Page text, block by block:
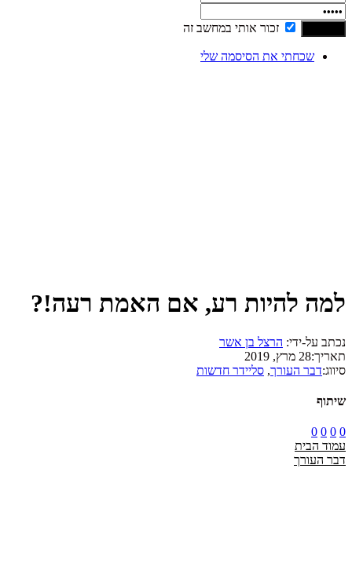
זכור אותי במחשב זה
שכחתי את הסיסמה שלי
למה להיות רע, אם האמת רעה!?
נכתב על-ידי: הרצל בן אשר
תאריך:28 מרץ, 2019
סיווג:דבר העורך, סליידר חדשות
שיתוף
0
0
0
0
עמוד הבית
דבר העורך